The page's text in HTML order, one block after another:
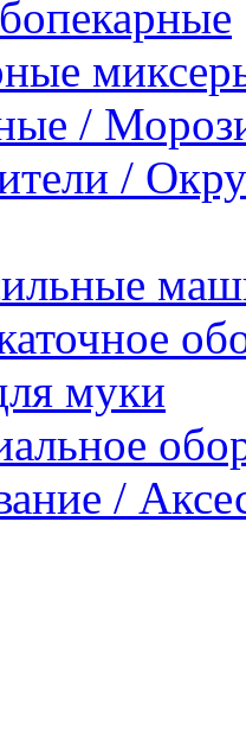
/
/
муки
/